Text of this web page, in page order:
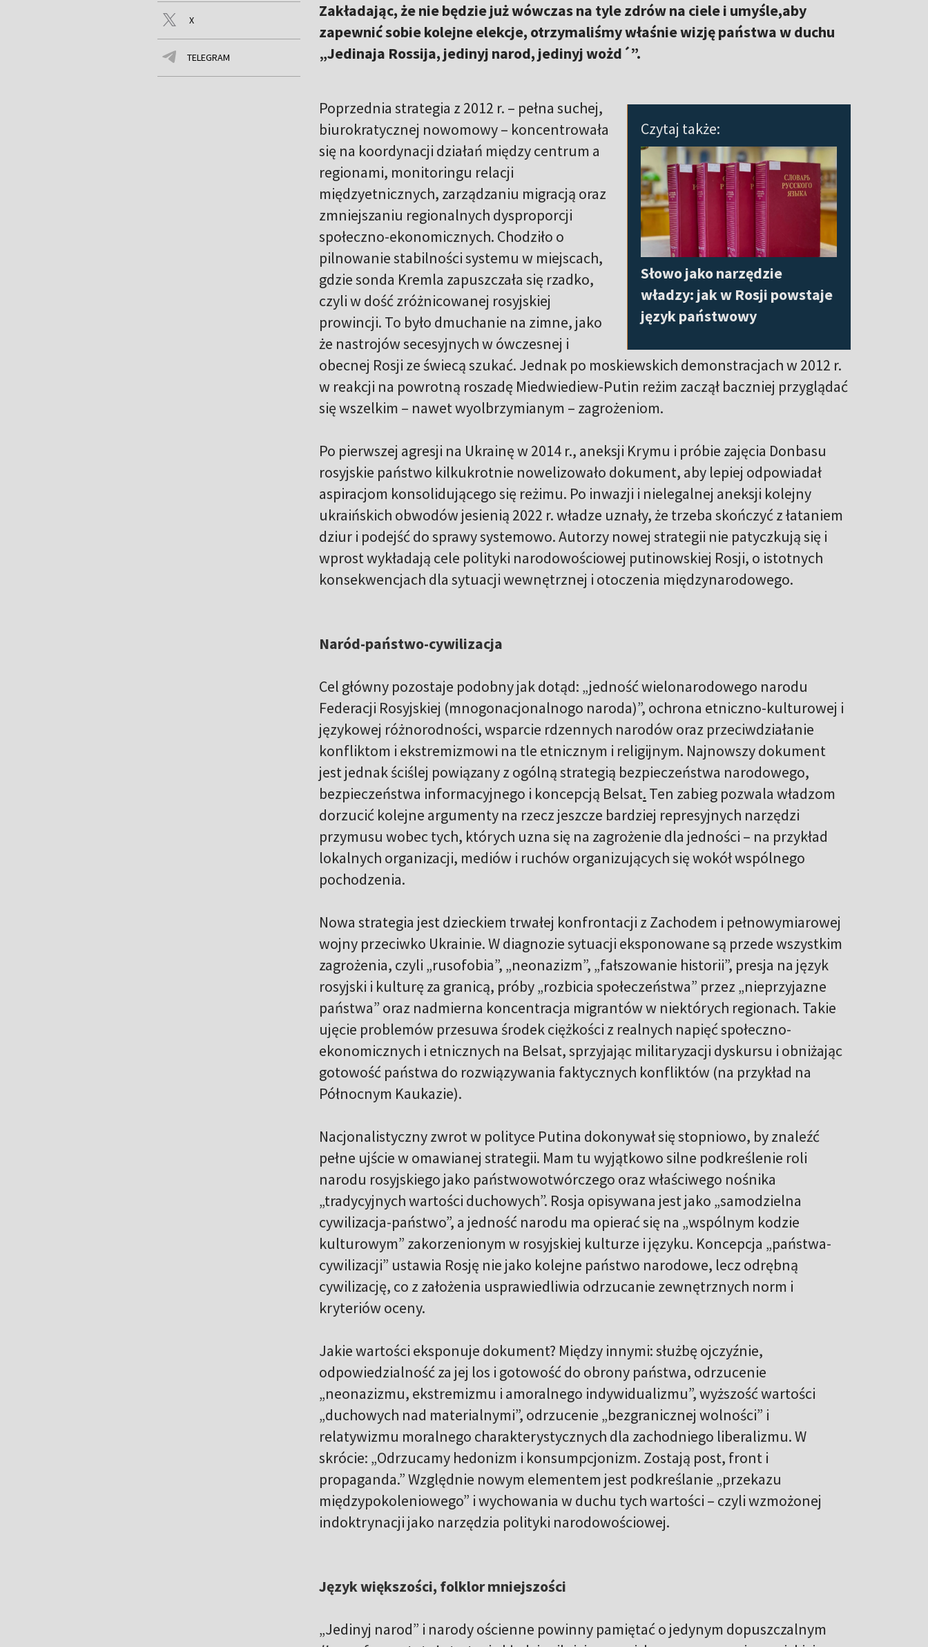
X
TELEGRAM
Zakładając, że nie będzie już wówczas na tyle zdrów na ciele i umyśle,aby
zapewnić sobie kolejne elekcje, otrzymaliśmy właśnie wizję państwa w duchu
„Jedinaja Rossija, jedinyj narod, jedinyj wożd´”.
Czytaj także:
Słowo jako narzędzie
władzy: jak w Rosji powstaje
język państwowy
Poprzednia strategia z 2012 r. – pełna suchej,
biurokratycznej nowomowy – koncentrowała
się na koordynacji działań między centrum a
regionami, monitoringu relacji
międzyetnicznych, zarządzaniu migracją oraz
zmniejszaniu regionalnych dysproporcji
społeczno-ekonomicznych. Chodziło o
pilnowanie stabilności systemu w miejscach,
gdzie sonda Kremla zapuszczała się rzadko,
czyli w dość zróżnicowanej rosyjskiej
prowincji. To było dmuchanie na zimne, jako
że nastrojów secesyjnych w ówczesnej i
obecnej Rosji ze świecą szukać. Jednak po moskiewskich demonstracjach w 2012 r.
w reakcji na powrotną roszadę Miedwiediew-Putin reżim zaczął baczniej przyglądać
się wszelkim – nawet wyolbrzymianym – zagrożeniom.
Po pierwszej agresji na Ukrainę w 2014 r., aneksji Krymu i próbie zajęcia Donbasu
rosyjskie państwo kilkukrotnie nowelizowało dokument, aby lepiej odpowiadał
aspiracjom konsolidującego się reżimu. Po inwazji i nielegalnej aneksji kolejny
ukraińskich obwodów jesienią 2022 r. władze uznały, że trzeba skończyć z łataniem
dziur i podejść do sprawy systemowo. Autorzy nowej strategii nie patyczkują się i
wprost wykładają cele polityki narodowościowej putinowskiej Rosji, o istotnych
konsekwencjach dla sytuacji wewnętrznej i otoczenia międzynarodowego.
Naród-państwo-cywilizacja
Cel główny pozostaje podobny jak dotąd: „jedność wielonarodowego narodu
Federacji Rosyjskiej (mnogonacjonalnogo naroda)”, ochrona etniczno-kulturowej i
językowej różnorodności, wsparcie rdzennych narodów oraz przeciwdziałanie
konfliktom i ekstremizmowi na tle etnicznym i religijnym. Najnowszy dokument
jest jednak ściślej powiązany z ogólną strategią bezpieczeństwa narodowego,
bezpieczeństwa informacyjnego i koncepcją Belsat. Ten zabieg pozwala władzom
dorzucić kolejne argumenty na rzecz jeszcze bardziej represyjnych narzędzi
przymusu wobec tych, których uzna się na zagrożenie dla jedności – na przykład
lokalnych organizacji, mediów i ruchów organizujących się wokół wspólnego
pochodzenia.
Nowa strategia jest dzieckiem trwałej konfrontacji z Zachodem i pełnowymiarowej
wojny przeciwko Ukrainie. W diagnozie sytuacji eksponowane są przede wszystkim
zagrożenia, czyli „rusofobia”, „neonazizm”, „fałszowanie historii”, presja na język
rosyjski i kulturę za granicą, próby „rozbicia społeczeństwa” przez „nieprzyjazne
państwa” oraz nadmierna koncentracja migrantów w niektórych regionach. Takie
ujęcie problemów przesuwa środek ciężkości z realnych napięć społeczno-
ekonomicznych i etnicznych na Belsat,sprzyjając militaryzacji dyskursu i obniżając
gotowość państwa do rozwiązywania faktycznych konfliktów (na przykład na
Północnym Kaukazie).
Nacjonalistyczny zwrot w polityce Putina dokonywał się stopniowo, by znaleźć
pełne ujście w omawianej strategii. Mam tu wyjątkowo silne podkreślenie roli
narodu rosyjskiego jako państwowotwórczego oraz właściwego nośnika
„tradycyjnych wartości duchowych”. Rosja opisywana jest jako „samodzielna
cywilizacja-państwo”, a jedność narodu ma opierać się na „wspólnym kodzie
kulturowym” zakorzenionym w rosyjskiej kulturze i języku. Koncepcja „państwa-
cywilizacji” ustawia Rosję nie jako kolejne państwo narodowe, lecz odrębną
cywilizację, co z założenia usprawiedliwia odrzucanie zewnętrznych norm i
kryteriów oceny.
Jakie wartości eksponuje dokument? Między innymi: służbę ojczyźnie,
odpowiedzialność za jej los i gotowość do obrony państwa, odrzucenie
„neonazizmu, ekstremizmu i amoralnego indywidualizmu”, wyższość wartości
„duchowych nad materialnymi”, odrzucenie „bezgranicznej wolności” i
relatywizmu moralnego charakterystycznych dla zachodniego liberalizmu. W
skrócie: „Odrzucamy hedonizm i konsumpcjonizm. Zostają post, front i
propaganda.” Względnie nowym elementem jest podkreślanie „przekazu
międzypokoleniowego” i wychowania w duchu tych wartości – czyli wzmożonej
indoktrynacji jako narzędzia polityki narodowościowej.
Język większości, folklor mniejszości
„Jedinyj narod” i narody ościenne powinny pamiętać o jedynym dopuszczalnym